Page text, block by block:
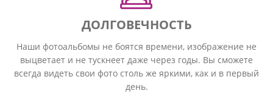
ДОЛГОВЕЧНОСТЬ
Наши фотоальбомы не боятся времени, изображение не
выцветает и не тускнеет даже через годы. Вы сможете
всегда видеть свои фото столь же яркими, как и в первый
день.